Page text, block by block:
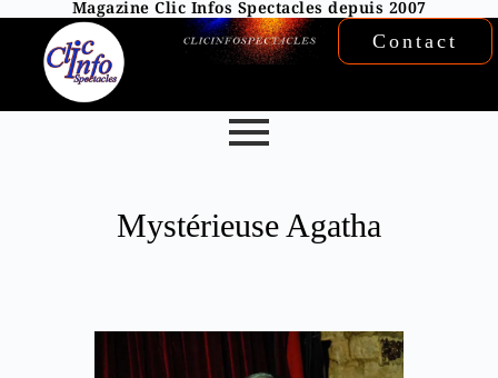
Magazine Clic Infos Spectacles depuis 2007
Contact
Mystérieuse Agatha